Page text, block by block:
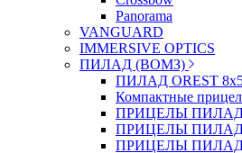
Panorama
VANGUARD
IMMERSIVE OPTICS
ПИЛАД (ВОМЗ)
ПИЛАД OREST
Компактные
ПРИЦЕЛЫ ПИЛАД
ПРИЦЕЛЫ ПИЛАД
ПРИЦЕЛЫ ПИЛАД